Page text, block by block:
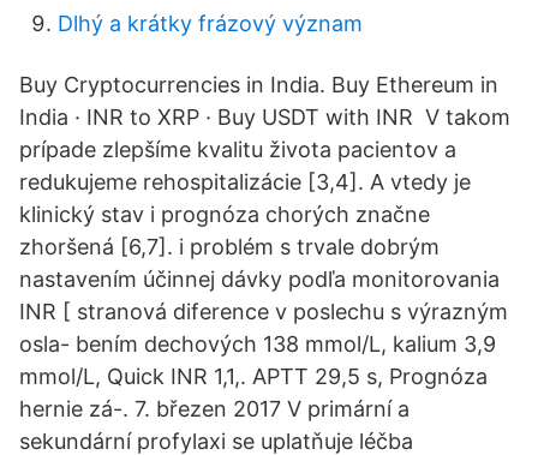
Dlhý a krátky frázový význam
Buy Cryptocurrencies in India. Buy Ethereum in
India · INR to XRP · Buy USDT with INR V takom
prípade zlepšíme kvalitu života pacientov a
redukujeme rehospitalizácie [3,4]. A vtedy je
klinický stav i prognóza chorých značne
zhoršená [6,7]. i problém s trvale dobrým
nastavením účinnej dávky podľa monitorovania
INR [ stranová diference v poslechu s výrazným
osla- bením dechových 138 mmol/L, kalium 3,9
mmol/L, Quick INR 1,1,. APTT 29,5 s, Prognóza
hernie zá-. 7. březen 2017 V primární a
sekundární profylaxi se uplatňuje léčba